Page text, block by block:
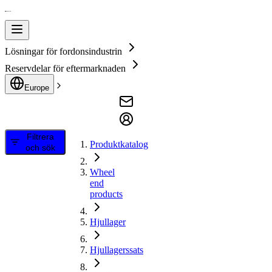
Lösningar för fordonsindustrin
Reservdelar för eftermarknaden
Europe
Filtrera
och sök
Produktkatalog
Wheel
end
products
Hjullager
Hjullagerssats